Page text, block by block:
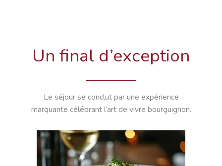
Un final d’exception
Le séjour se conclut par une expérience
marquante célébrant l’art de vivre bourguignon.